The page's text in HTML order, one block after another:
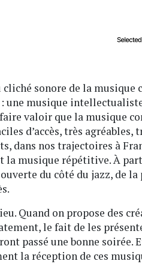
sonore de la musique
: une musique
valoir que la musique
d’accès, très
dans nos trajectoires à
la musique répétitive. À
du côté du jazz, de
Quand on propose des
le fait de les
passé une bonne
la réception de ces